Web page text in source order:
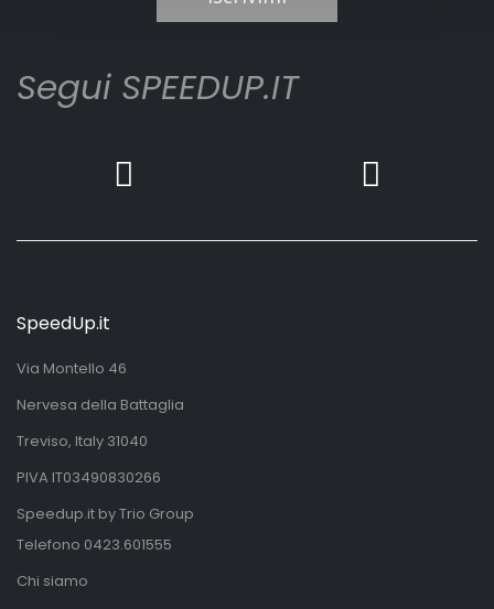
Segui SPEEDUP.IT
SpeedUp.it
Via Montello 46
Nervesa della Battaglia
Treviso, Italy 31040
PIVA IT03490830266
Speedup.it by Trio Group
Telefono 0423.601555
Chi siamo